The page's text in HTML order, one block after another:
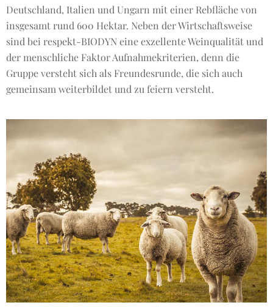
Deutschland, Italien und Ungarn mit einer Rebfläche von
insgesamt rund 600 Hektar. Neben der Wirtschaftsweise
sind bei respekt-BIODYN eine exzellente Weinqualität und
der menschliche Faktor Aufnahmekriterien, denn die
Gruppe versteht sich als Freundesrunde, die sich auch
gemeinsam weiterbildet und zu feiern versteht.